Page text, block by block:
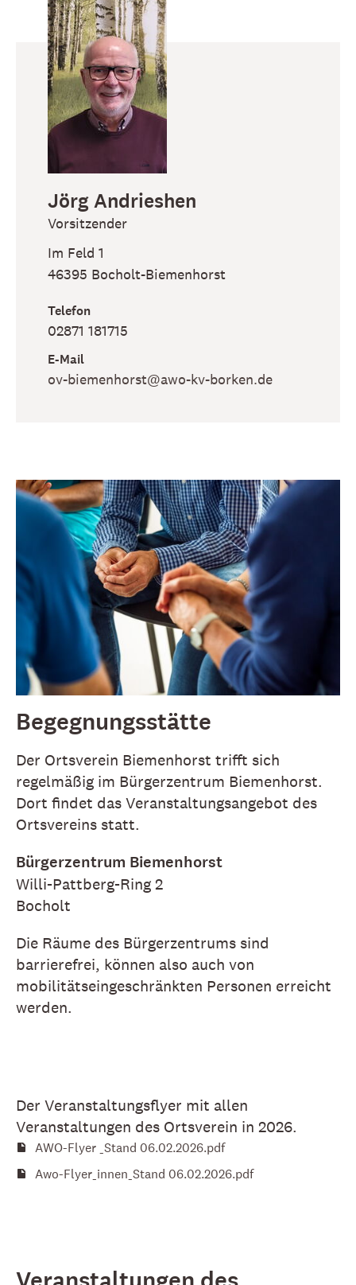
JörgAndrieshen
Vorsitzender
Im Feld 1
46395 Bocholt-Biemenhorst
Telefon
02871 181715
E-Mail
ov-biemenhorst​@awo-kv-borken​.de
Begegnungsstätte
Der Ortsverein Biemenhorst trifft sich
regelmäßig im Bürgerzentrum Biemenhorst.
Dort findet das Veranstaltungsangebot des
Ortsvereins statt.
Bürgerzentrum Biemenhorst
Willi-Pattberg-Ring 2
Bocholt
Die Räume des Bürgerzentrums sind
barrierefrei, können also auch von
mobilitätseingeschränkten Personen erreicht
werden.
Der Veranstaltungsflyer mit allen
Veranstaltungen des Ortsverein in 2026.
AWO-Flyer _Stand 06.02.2026.pdf
Awo-Flyer_innen_Stand 06.02.2026.pdf